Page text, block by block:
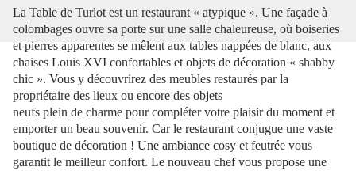
La Table de Turlot est un restaurant « atypique ». Une façade à
colombages ouvre sa porte sur une salle chaleureuse, où boiseries
et pierres apparentes se mêlent aux tables nappées de blanc, aux
chaises Louis XVI confortables et objets de décoration « shabby
chic ». Vous y découvrirez des meubles restaurés par la
propriétaire des lieux ou encore des objets
neufs plein de charme pour compléter votre plaisir du moment et
emporter un beau souvenir. Car le restaurant conjugue une vaste
boutique de décoration ! Une ambiance cosy et feutrée vous
garantit le meilleur confort. Le nouveau chef vous propose une